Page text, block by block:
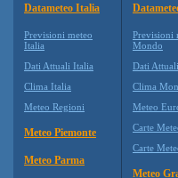
Datameteo Italia
Previsioni meteo
Italia
Dati Attuali Italia
Clima Italia
Meteo Regioni
Meteo Piemonte
Meteo Parma
Previsioni
Mondo
Dati
Clima
Meteo
Carte
Carte
Meteo